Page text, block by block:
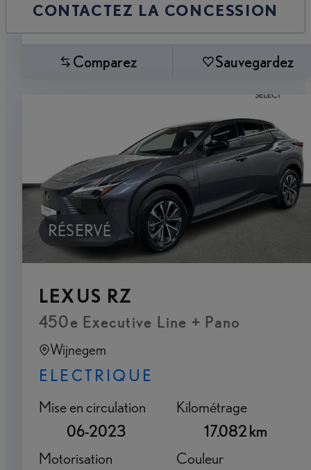
CONTACTEZ LA CONCESSION
Comparez Sauvegardez
RÉSERVÉ
LEXUS RZ
450e Executive Line + Pano
Wijnegem
ELECTRIQUE
Mise en circulation
06-2023
Kilométrage
17.082 km
Motorisation
Couleur